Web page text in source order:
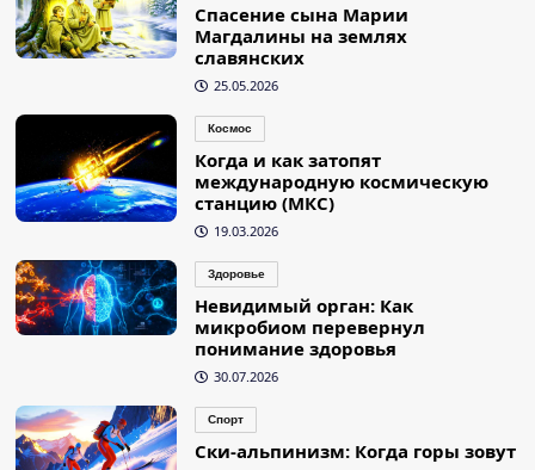
Спасение сына Марии
Магдалины на землях
славянских
25.05.2026
Космос
Когда и как затопят
международную космическую
станцию (МКС)
19.03.2026
Здоровье
Невидимый орган: Как
микробиом перевернул
понимание здоровья
30.07.2026
Спорт
Ски-альпинизм: Когда горы зовут